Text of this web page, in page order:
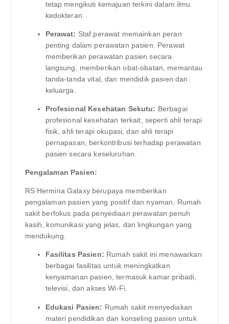
tetap mengikuti kemajuan terkini dalam ilmu
kedokteran.
Perawat: Staf perawat memainkan peran
penting dalam perawatan pasien. Perawat
memberikan perawatan pasien secara
langsung, memberikan obat-obatan, memantau
tanda-tanda vital, dan mendidik pasien dan
keluarga.
Profesional Kesehatan Sekutu: Berbagai
profesional kesehatan terkait, seperti ahli terapi
fisik, ahli terapi okupasi, dan ahli terapi
pernapasan, berkontribusi terhadap perawatan
pasien secara keseluruhan.
Pengalaman Pasien:
RS Hermina Galaxy berupaya memberikan
pengalaman pasien yang positif dan nyaman. Rumah
sakit berfokus pada penyediaan perawatan penuh
kasih, komunikasi yang jelas, dan lingkungan yang
mendukung.
Fasilitas Pasien: Rumah sakit ini menawarkan
berbagai fasilitas untuk meningkatkan
kenyamanan pasien, termasuk kamar pribadi,
televisi, dan akses Wi-Fi.
Edukasi Pasien: Rumah sakit menyediakan
materi pendidikan dan konseling pasien untuk